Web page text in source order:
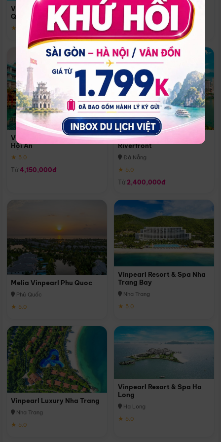
Vinpearl Resort & Spa Phu
Quoc
★ 5.0
Quoc
Phú Quốc
★ 5.0
Vinpearl Resort & Golf Nam
Hội An
★ 5.0
Từ 4,150,000đ
Melia Vinpearl Danang
Riverfront
Đà Nẵng
★ 5.0
Từ 2,400,000đ
Melia Vinpearl Phu Quoc
Phú Quốc
★ 5.0
Vinpearl Resort & Spa Nha
Trang Bay
Nha Trang
★ 5.0
Vinpearl Luxury Nha Trang
Nha Trang
★ 5.0
Vinpearl Resort & Spa Ha
Long
Hạ Long
★ 5.0